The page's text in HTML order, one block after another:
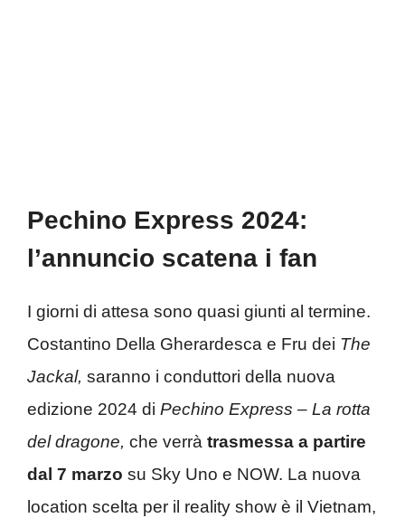
Pechino Express 2024:
l’annuncio scatena i fan
I giorni di attesa sono quasi giunti al termine.
Costantino Della Gherardesca e Fru dei The
Jackal, saranno i conduttori della nuova
edizione 2024 di Pechino Express – La rotta
del dragone, che verrà trasmessa a partire
dal 7 marzo su Sky Uno e NOW. La nuova
location scelta per il reality show è il Vietnam,